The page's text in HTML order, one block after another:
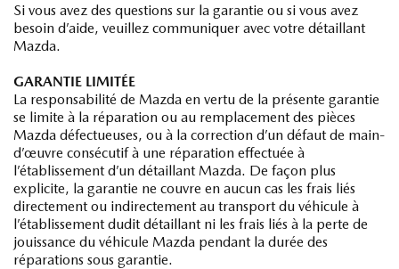
Si vous avez des questions sur la garantie ou si vous avez
besoin d’aide, veuillez communiquer avec votre détaillant
Mazda.
GARANTIE LIMITÉE
La responsabilité de Mazda en vertu de la présente garantie
se limite à la réparation ou au remplacement des pièces
Mazda défectueuses, ou à la correction d’un défaut de main-
d’œuvre consécutif à une réparation effectuée à
l’établissement d’un détaillant Mazda. De façon plus
explicite, la garantie ne couvre en aucun cas les frais liés
directement ou indirectement au transport du véhicule à
l’établissement dudit détaillant ni les frais liés à la perte de
jouissance du véhicule Mazda pendant la durée des
réparations sous garantie.